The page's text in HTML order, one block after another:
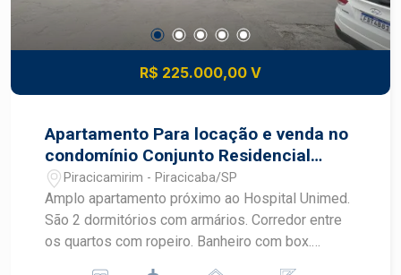
R$ 225.000,00 V
Apartamento Para locação e venda no
condomínio Conjunto Residencial
Piracicamirim
Piracicamirim - Piracicaba/SP
Amplo apartamento próximo ao Hospital Unimed.
São 2 dormitórios com armários. Corredor entre
os quartos com ropeiro. Banheiro com box.